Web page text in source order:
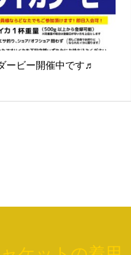
ービー開催中です♬